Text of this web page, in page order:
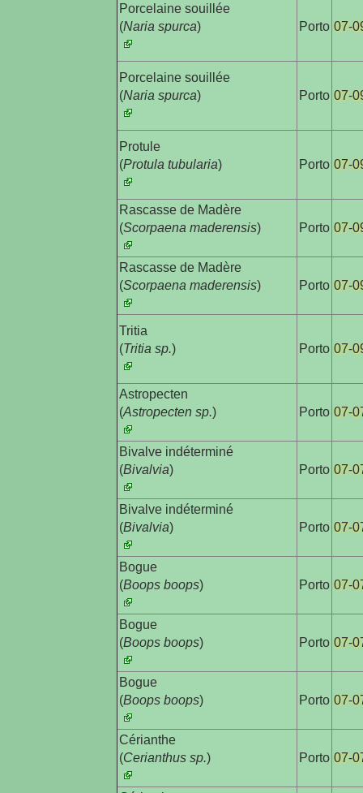
Porcelaine souillée
(Naria spurca) Porto 07-
Porcelaine souillée
(Naria spurca) Porto 07-
Protule
(Protula tubularia) Porto 07-
Rascasse de Madère
(Scorpaena maderensis) Porto 07-
Rascasse de Madère
(Scorpaena maderensis) Porto 07-
Tritia
(Tritia sp.) Porto 07-
Astropecten
(Astropecten sp.) Porto 07-
Bivalve indéterminé
(Bivalvia) Porto 07-
Bivalve indéterminé
(Bivalvia) Porto 07-
Bogue
(Boops boops) Porto 07-
Bogue
(Boops boops) Porto 07-
Bogue
(Boops boops) Porto 07-
Cérianthe
(Cerianthus sp.) Porto 07-